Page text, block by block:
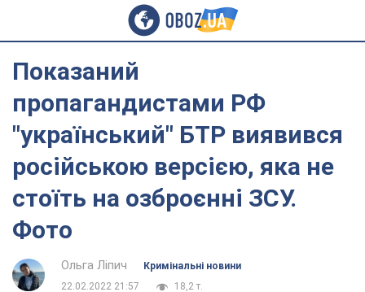
Показаний
пропагандистами РФ
"український" БТР виявився
російською версією, яка не
стоїть на озброєнні ЗСУ.
Фото
Ольга Ліпич
Кримінальні новини
22.02.2022 21:57
18,2 т.